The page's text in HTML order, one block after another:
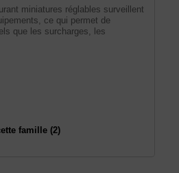
miniatures réglables surveillent
ce qui permet de
que les surcharges, les
famille (2)